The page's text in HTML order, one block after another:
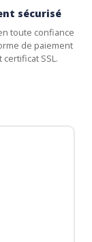
sécurisé
toute confiance
de paiement
certificat SSL.